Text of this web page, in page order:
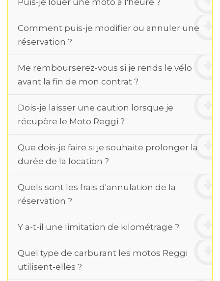
Puis-je louer une moto à l'heure ?
Comment puis-je modifier ou annuler une
réservation ?
Me rembourserez-vous si je rends le vélo
avant la fin de mon contrat ?
Dois-je laisser une caution lorsque je
récupère le Moto Reggi ?
Que dois-je faire si je souhaite prolonger la
durée de la location ?
Quels sont les frais d'annulation de la
réservation ?
Y a-t-il une limitation de kilométrage ?
Quel type de carburant les motos Reggi
utilisent-elles ?